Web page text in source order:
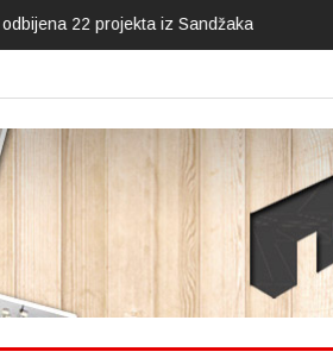
22 projekta iz Sandžaka